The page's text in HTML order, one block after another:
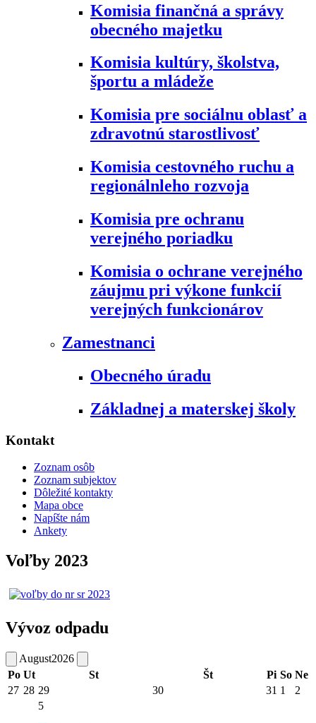
Komisia finančná a správy
obecného majetku
Komisia kultúry, školstva,
športu a mládeže
Komisia pre sociálnu oblasť a
zdravotnú starostlivosť
Komisia cestovného ruchu a
regionálnleho rozvoja
Komisia pre ochranu
verejného poriadku
Komisia o ochrane verejného
záujmu pri výkone funkcií
verejných funkcionárov
Zamestnanci
Obecného úradu
Základnej a materskej školy
Kontakt
Zoznam osôb
Zoznam subjektov
Dôležité kontakty
Mapa obce
Napíšte nám
Ankety
Voľby 2023
Vývoz odpadu
August2026
Po Ut St Št Pi So Ne
27 28 29 30 31 1 2
5